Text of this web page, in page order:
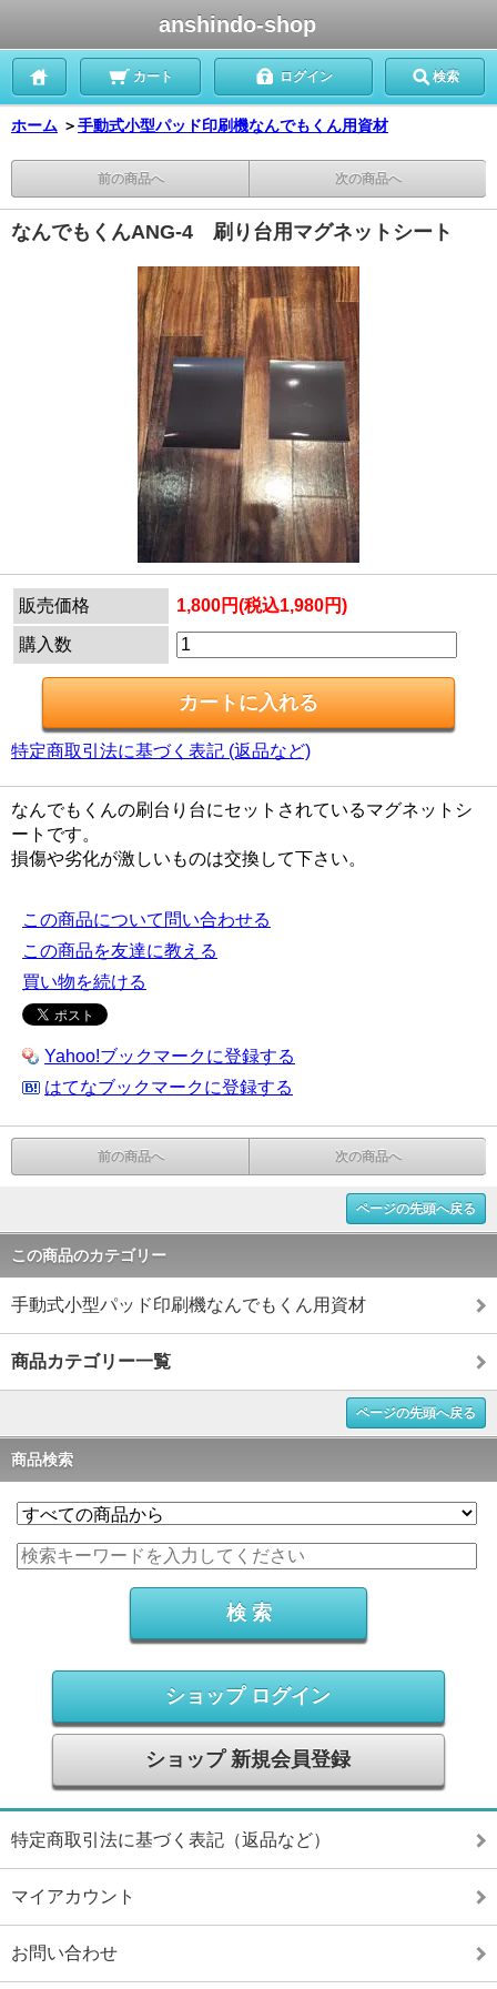
anshindo-shop
カート ログイン 検索
ホーム ＞手動式小型パッド印刷機なんでもくん用資材
前の商品へ 次の商品へ
なんでもくんANG-4 刷り台用マグネットシート
販売価格 1,800円(税込1,980円)
購入数
特定商取引法に基づく表記 (返品など)
なんでもくんの刷台り台にセットされているマグネットシ
ートです。
損傷や劣化が激しいものは交換して下さい。
この商品について問い合わせる
この商品を友達に教える
買い物を続ける
Yahoo!ブックマークに登録する
はてなブックマークに登録する
前の商品へ 次の商品へ
ページの先頭へ戻る
この商品のカテゴリー
手動式小型パッド印刷機なんでもくん用資材
商品カテゴリー一覧
ページの先頭へ戻る
商品検索
ショップ ログイン
ショップ 新規会員登録
特定商取引法に基づく表記（返品など）
マイアカウント
お問い合わせ